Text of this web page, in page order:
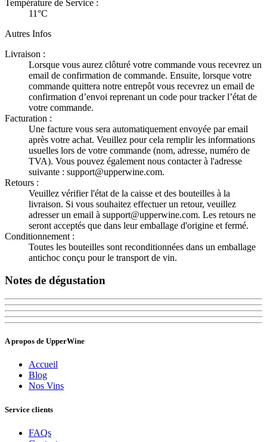
Température de Service :
11°C
Autres Infos
Livraison :
Lorsque vous aurez clôturé votre commande vous recevrez un
email de confirmation de commande. Ensuite, lorsque votre
commande quittera notre entrepôt vous recevrez un email de
confirmation d’envoi reprenant un code pour tracker l’état de
votre commande.
Facturation :
Une facture vous sera automatiquement envoyée par email
après votre achat. Veuillez pour cela remplir les informations
usuelles lors de votre commande (nom, adresse, numéro de
TVA). Vous pouvez également nous contacter à l'adresse
suivante : support@upperwine.com.
Retours :
Veuillez vérifier l'état de la caisse et des bouteilles à la
livraison. Si vous souhaitez effectuer un retour, veuillez
adresser un email à support@upperwine.com. Les retours ne
seront acceptés que dans leur emballage d'origine et fermé.
Conditionnement :
Toutes les bouteilles sont reconditionnées dans un emballage
antichoc conçu pour le transport de vin.
Notes de dégustation
A propos de UpperWine
Accueil
Blog
Nos Vins
Service clients
FAQs